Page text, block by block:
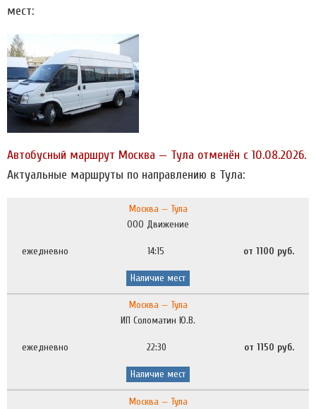
мест:
Автобусный маршрут Москва — Тула отменён с 10.08.2026.
Актуальные маршруты по направлению в Тула:
Москва — Тула
ООО Движение
ежедневно 14:15 от 1100 руб.
Наличие мест
Москва — Тула
ИП Соломатин Ю.В.
ежедневно 22:30 от 1150 руб.
Наличие мест
Москва — Тула